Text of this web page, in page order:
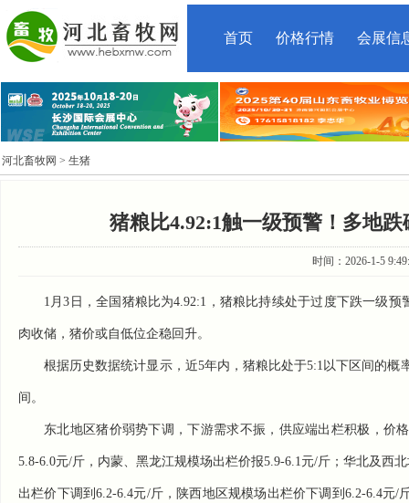
首页 价格行情 会展信
河北畜牧网 > 生猪
猪粮比4.92:1触一级预警！多地
时间：2026-1-5
1月3日，全国猪粮比为4.92:1，猪粮比持续处于过度下跌一级预
肉收储，猪价或自低位企稳回升。
根据历史数据统计显示，近5年内，猪粮比处于5:1以下区间的概
间。
东北地区猪价弱势下调，下游需求不振，供应端出栏积极，价
5.8-6.0元/斤，内蒙、黑龙江规模场出栏价报5.9-6.1元/斤；华北及西
出栏价下调到6.2-6.4元/斤，陕西地区规模场出栏价下调到6.2-6.4元